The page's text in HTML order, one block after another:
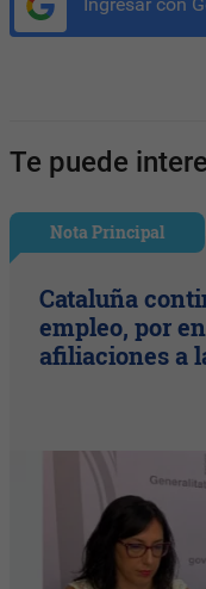
Te puede
Nota Principal
Cataluña
empleo, por
afiliaciones a